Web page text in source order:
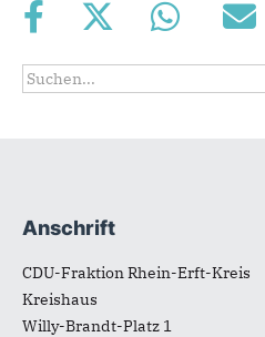
Suchformular
Suche
Fußbereich
Anschrift
CDU-Fraktion Rhein-Erft-Kreis
Kreishaus
Willy-Brandt-Platz 1